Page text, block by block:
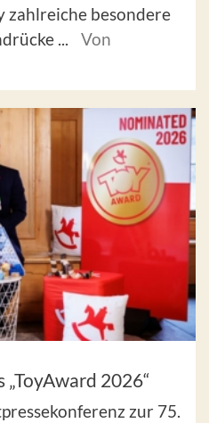
zahlreiche besondere
...
Von
2026“
zur 75.